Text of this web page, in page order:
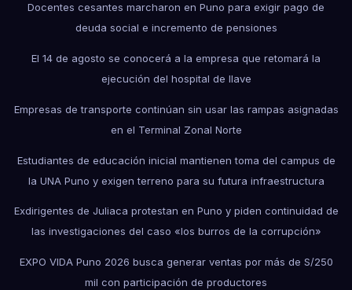
Docentes cesantes marcharon en Puno para exigir pago de
deuda social e incremento de pensiones
El 14 de agosto se conocerá a la empresa que retomará la
ejecución del hospital de Ilave
Empresas de transporte continúan sin usar las rampas asignadas
en el Terminal Zonal Norte
Estudiantes de educación inicial mantienen toma del campus de
la UNA Puno y exigen terreno para su futura infraestructura
Exdirigentes de Juliaca protestan en Puno y piden continuidad de
las investigaciones del caso «los burros de la corrupción»
EXPO VIDA Puno 2026 busca generar ventas por más de S/250
mil con participación de productores